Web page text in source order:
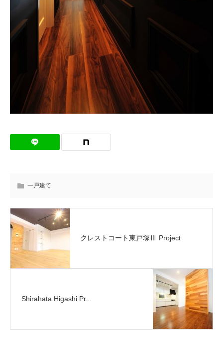
一戸建て
クレストコート東戸塚Ⅲ Project
Shirahata Higashi Pr...